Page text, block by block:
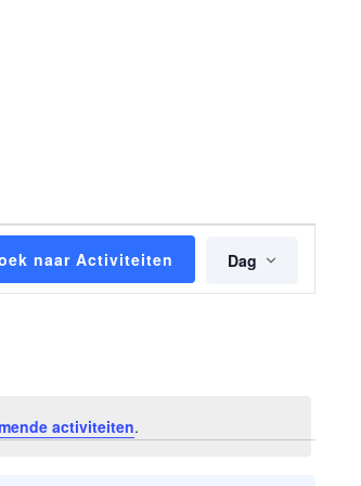
activiteiten.
naar Activiteiten Dag